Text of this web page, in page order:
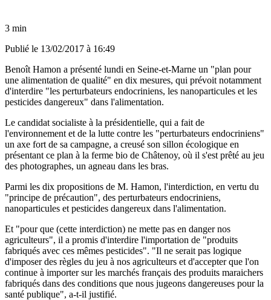
3 min
Publié le 13/02/2017 à 16:49
Benoît Hamon a présenté lundi en Seine-et-Marne un "plan pour
une alimentation de qualité" en dix mesures, qui prévoit notamment
d'interdire "les perturbateurs endocriniens, les nanoparticules et les
pesticides dangereux" dans l'alimentation.
Le candidat socialiste à la présidentielle, qui a fait de
l'environnement et de la lutte contre les "perturbateurs endocriniens"
un axe fort de sa campagne, a creusé son sillon écologique en
présentant ce plan à la ferme bio de Châtenoy, où il s'est prêté au jeu
des photographes, un agneau dans les bras.
Parmi les dix propositions de M. Hamon, l'interdiction, en vertu du
"principe de précaution", des perturbateurs endocriniens,
nanoparticules et pesticides dangereux dans l'alimentation.
Et "pour que (cette interdiction) ne mette pas en danger nos
agriculteurs", il a promis d'interdire l'importation de "produits
fabriqués avec ces mêmes pesticides". "Il ne serait pas logique
d'imposer des règles du jeu à nos agriculteurs et d'accepter que l'on
continue à importer sur les marchés français des produits maraichers
fabriqués dans des conditions que nous jugeons dangereuses pour la
santé publique", a-t-il justifié.